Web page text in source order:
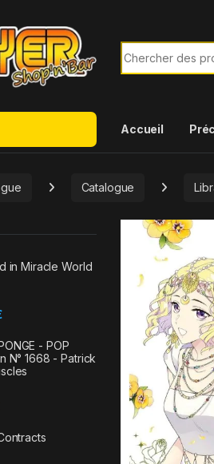
Recherche de :
Accueil
Catalogue
in Miracle World
- POP
N° 1668 - Patrick